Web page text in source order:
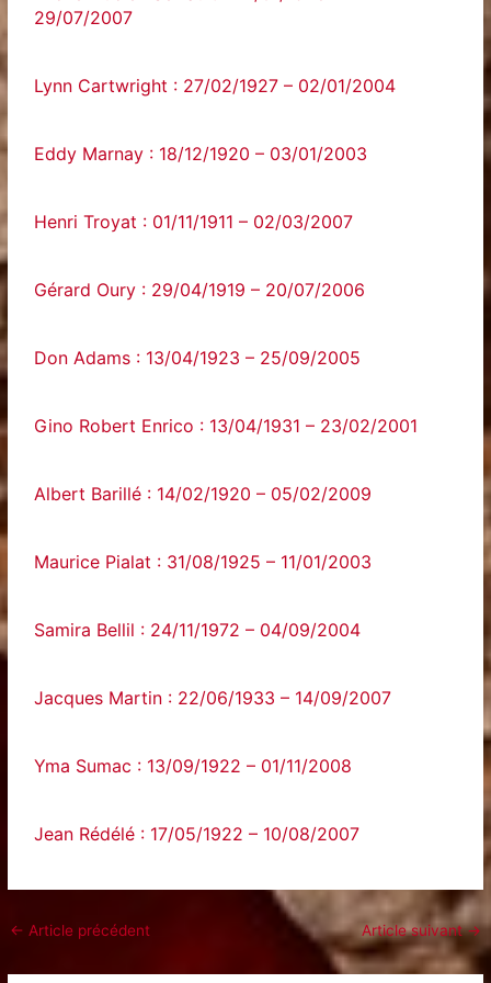
29/07/2007
Lynn Cartwright : 27/02/1927 – 02/01/2004
Eddy Marnay : 18/12/1920 – 03/01/2003
Henri Troyat : 01/11/1911 – 02/03/2007
Gérard Oury : 29/04/1919 – 20/07/2006
Don Adams : 13/04/1923 – 25/09/2005
Gino Robert Enrico : 13/04/1931 – 23/02/2001
Albert Barillé : 14/02/1920 – 05/02/2009
Maurice Pialat : 31/08/1925 – 11/01/2003
Samira Bellil : 24/11/1972 – 04/09/2004
Jacques Martin : 22/06/1933 – 14/09/2007
Yma Sumac : 13/09/1922 – 01/11/2008
Jean Rédélé : 17/05/1922 – 10/08/2007
← Article précédent Article suivant→